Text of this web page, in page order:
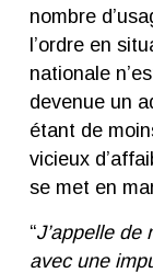
nombre
l’ordre en
nationale
devenue un
étant de
vicieux
se met en
“J’appelle de
avec une